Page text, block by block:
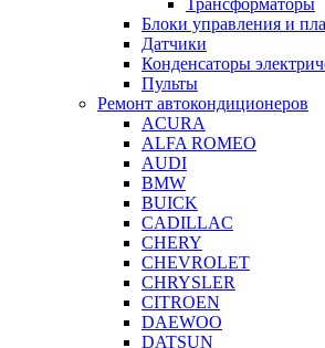
Трансформаторы
Блоки управления и
Датчики
Конденсаторы
Пульты
Ремонт автокондиционеров
ACURA
ALFA ROMEO
AUDI
BMW
BUICK
CADILLAC
CHERY
CHEVROLET
CHRYSLER
CITROEN
DAEWOO
DATSUN